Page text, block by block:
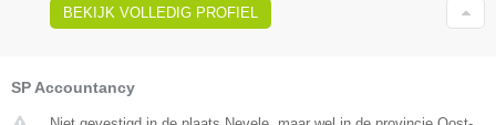
BEKIJK VOLLEDIG PROFIEL
SP Accountancy